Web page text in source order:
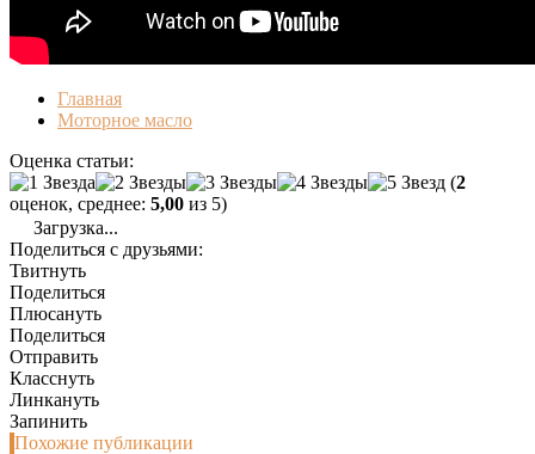
Главная
Моторное масло
Оценка статьи:
(2
оценок, среднее: 5,00 из 5)
Загрузка...
Поделиться с друзьями:
Твитнуть
Поделиться
Плюсануть
Поделиться
Отправить
Класснуть
Линкануть
Запинить
Похожие публикации